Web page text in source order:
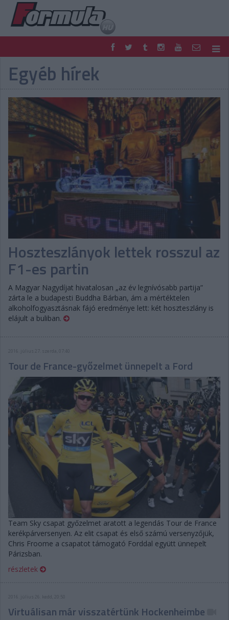
F1
FORMULA
RETRO
EGYÉB
PODCAST
SHOP
TIPPJÁTÉK
PONTÁLLÁSOK
VERSENYNAPTÁRAK
Egyéb hírek
Hoszteszlányok lettek rosszul az
F1-es partin
A Magyar Nagydíjat hivatalosan „az év legnívósabb partija”
zárta le a budapesti Buddha Bárban, ám a mértéktelen
alkoholfogyasztásnak fájó eredménye lett: két hoszteszlány is
elájult a buliban.
2016. július 27. szerda, 07:40
Tour de France-győzelmet ünnepelt a Ford
Team Sky csapat győzelmet aratott a legendás Tour de France
kerékpárversenyen. Az elit csapat és első számú versenyzőjük,
Chris Froome a csapatot támogató Forddal együtt ünnepelt
Párizsban.
részletek
Virtuálisan már visszatértünk Hockenheimbe